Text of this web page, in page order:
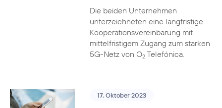
Die beiden Unternehmen
unterzeichneten eine langfristige
Kooperationsvereinbarung mit
mittelfristigem Zugang zum starken
5G-Netz von O2Telefónica.
17. Oktober 2023